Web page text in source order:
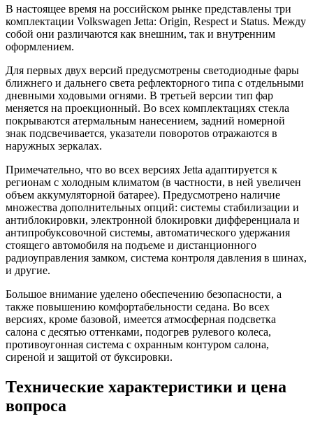
В настоящее время на российском рынке представлены три
комплектации Volkswagen Jetta: Origin, Respect и Status. Между
собой они различаются как внешним, так и внутренним
оформлением.
Для первых двух версий предусмотрены светодиодные фары
ближнего и дальнего света рефлекторного типа с отдельными
дневными ходовыми огнями. В третьей версии тип фар
меняется на проекционный. Во всех комплектациях стекла
покрываются атермальным нанесением, задний номерной
знак подсвечивается, указатели поворотов отражаются в
наружных зеркалах.
Примечательно, что во всех версиях Jetta адаптируется к
регионам с холодным климатом (в частности, в ней увеличен
объем аккумуляторной батарее). Предусмотрено наличие
множества дополнительных опций: системы стабилизации и
антиблокировки, электронной блокировки дифференциала и
антипробуксовочной системы, автоматического удержания
стоящего автомобиля на подъеме и дистанционного
радиоуправления замком, система контроля давления в шинах,
и другие.
Большое внимание уделено обеспечению безопасности, а
также повышению комфортабельности седана. Во всех
версиях, кроме базовой, имеется атмосферная подсветка
салона с десятью оттенками, подогрев рулевого колеса,
противоугонная система с охранным контуром салона,
сиреной и защитой от буксировки.
Технические характеристики и цена
вопроса